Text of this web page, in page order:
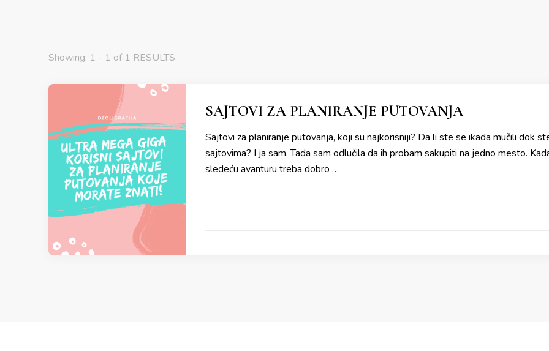
Showing: 1 - 1 of 1 RESULTS
SAJTOVI ZA PLANIRANJE PUTOVANJA
Sajtovi za planiranje putovanja, koji su najkorisniji? Da li ste se ikada mučili dok
sajtovima? I ja sam. Tada sam odlučila da ih probam sakupiti na jedno mesto.
sledeću avanturu treba dobro …